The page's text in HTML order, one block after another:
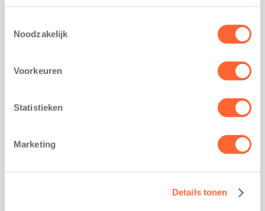
Noodzakelijk
Voorkeuren
Statistieken
Marketing
Details tonen
Nieuws over Kids First
Opzeggen opvangcontract
Kantoor Groningen
Kantoor Akkrum
8491 BK Akkrum